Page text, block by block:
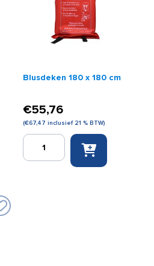
Blusdeken 180 x 180 cm
€55,76
(€67,47 inclusief 21 % BTW)
Blusdeken